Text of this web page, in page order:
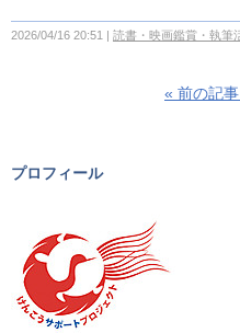
2026/04/16 20:51 読書・映画鑑賞・執筆
« 前の記事
プロフィール